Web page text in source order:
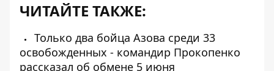
ЧИТАЙТЕ ТАКЖЕ:
Только два бойца Азова среди 33
освобожденных - командир Прокопенко
рассказал об обмене 5 июня